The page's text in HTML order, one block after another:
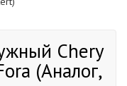
Chery
(Аналог,